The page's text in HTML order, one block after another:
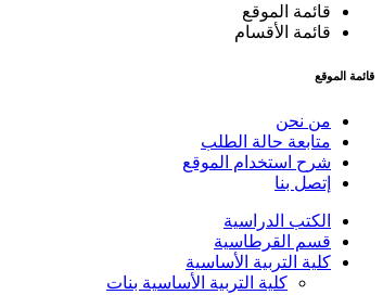
قائمة الموقع
قائمة الأقسام
قائمة الموقع
من نحن
متابعة حالة الطلب
شرح استخدام الموقع
إتصل بنا
الكتب الدراسية
قسم القرطاسية
كلية التربية الأساسية
كلية التربية الأساسية بنات